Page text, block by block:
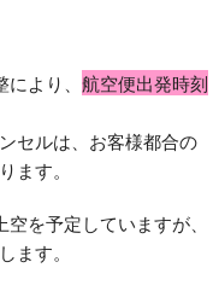
より、 航空便出発時刻
セルは、お客様都合の
ます。
を予定していますが、
ます。